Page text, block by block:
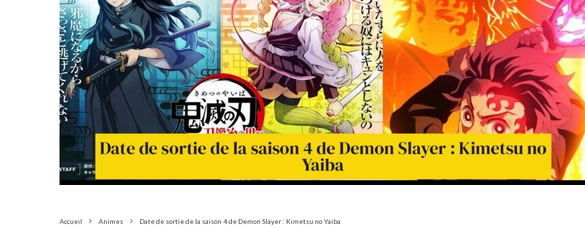
Accueil Animes Date de sortie de la saison 4 de Demon Slayer : Kimetsu no Yaiba